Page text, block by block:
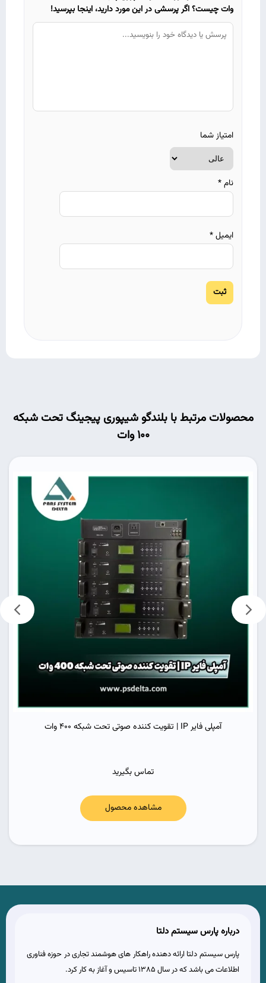
وات چیست؟ اگر پرسشی در این مورد دارید، اینجا بپرسید!
امتیاز شما
نام*
ایمیل*
محصولات مرتبط با بلندگو شیپوری پیجینگ تحت شبکه
100 وات
آمپلی فایر IP | تقویت کننده صوتی تحت شبکه 400 وات
تماس بگیرید
مشاهده محصول
درباره پارس سیستم دلتا
پارس سیستم دلتا ارائه دهنده راهکار های هوشمند تجاری در حوزه فناوری
اطلاعات می باشد که در سال 1385 تاسیس و آغاز به کار کرد.